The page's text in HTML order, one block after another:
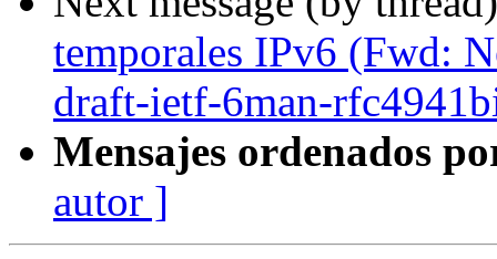
temporales IPv6 (Fwd:
draft-ietf-6man-
Mensajes ordenados
autor ]